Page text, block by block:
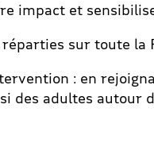
impact et
réparties sur toute
: en
des adultes autour